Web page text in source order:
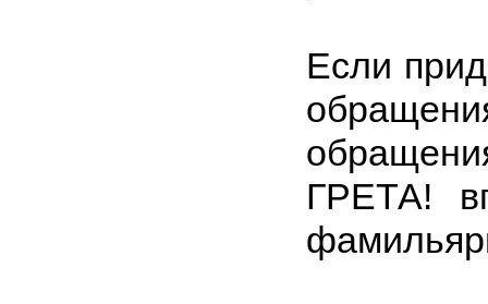
Если
ГРЕТА!